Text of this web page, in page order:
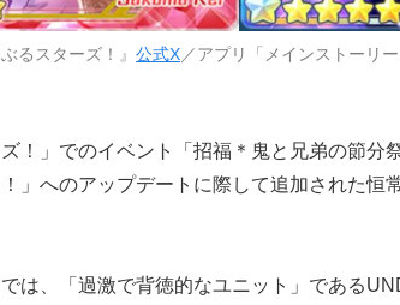
るスターズ！』 公式X／アプリ「メインストーリ
！」でのイベント「招福＊鬼と兄弟の節分
」へのアップデートに際して追加された恒
は、「過激で背徳的なユニット」である